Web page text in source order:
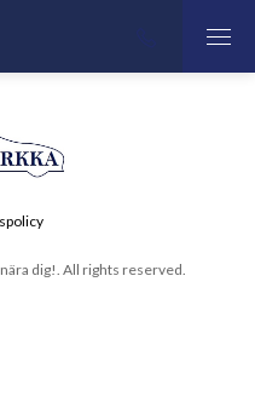
dig!. All rights reserved.